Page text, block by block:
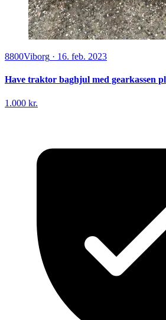
8800Viborg · 16. feb. 2023
Have traktor baghjul med gearkassen
1.000 kr.